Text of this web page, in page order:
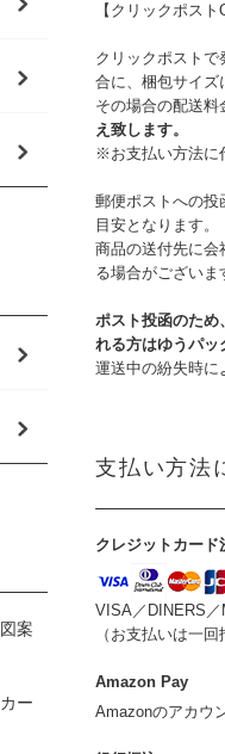
【クリックポス
クリックポスト
合に、梱包サイズ
その場合の配送料
え致します。
※お支払い方法に
郵便ポストへの投
目安となります。
商品の送付先に会
る場合がございま
ポスト投函のため
れる方はゆうパッ
運送中の紛失時に
支払い方法
クレジットカード
VISA／DINERS／
（お支払いは一
Amazon Pay
Amazonのアカウ
案
ー